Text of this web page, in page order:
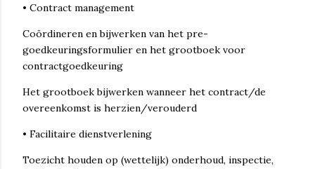
• Contract management
Coördineren en bijwerken van het pre-
goedkeuringsformulier en het grootboek voor
contractgoedkeuring
Het grootboek bijwerken wanneer het contract/de
overeenkomst is herzien/verouderd
• Facilitaire dienstverlening
Toezicht houden op (wettelijk) onderhoud, inspectie,